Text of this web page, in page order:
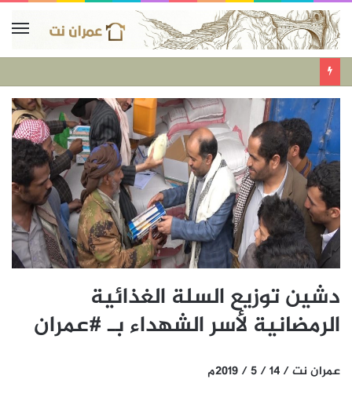
دشين توزيع السلة الغذائية
الرمضانية لأسر الشهداء بـ #عمران
عمران نت / 14 / 5 / 2019م